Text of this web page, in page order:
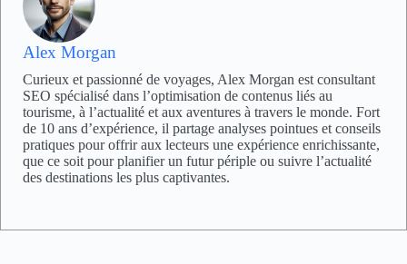
Alex Morgan
Curieux et passionné de voyages, Alex Morgan est consultant
SEO spécialisé dans l’optimisation de contenus liés au
tourisme, à l’actualité et aux aventures à travers le monde. Fort
de 10 ans d’expérience, il partage analyses pointues et conseils
pratiques pour offrir aux lecteurs une expérience enrichissante,
que ce soit pour planifier un futur périple ou suivre l’actualité
des destinations les plus captivantes.